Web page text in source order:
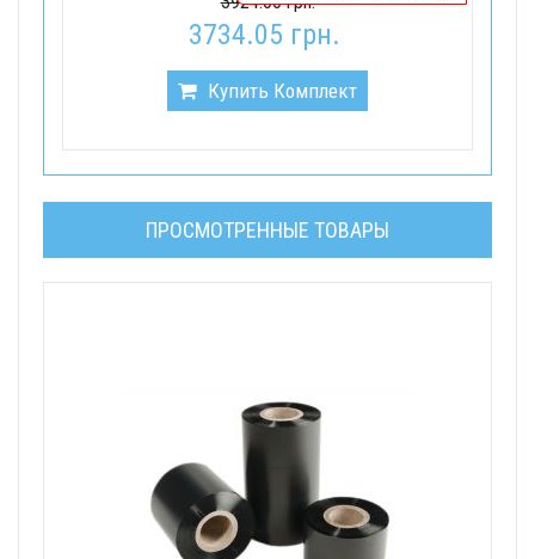
3734.05 грн.
Купить Комплект
ПРОСМОТРЕННЫЕ ТОВАРЫ